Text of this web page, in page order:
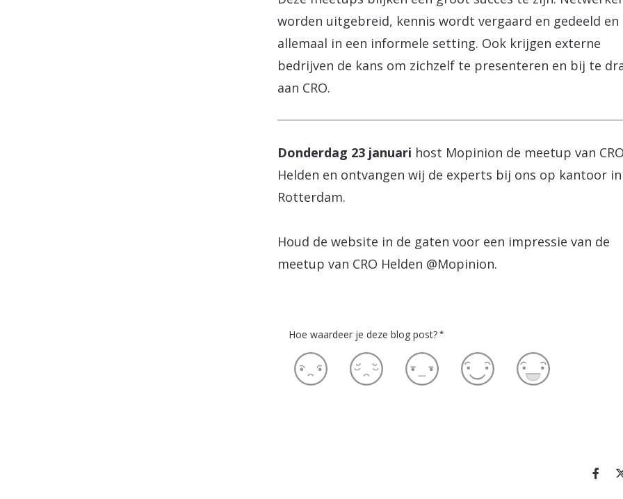
worden uitgebreid, kennis wordt vergaard en gedeeld en
allemaal in een informele setting. Ook krijgen externe
bedrijven de kans om zichzelf te presenteren en bij te
aan CRO.
Donderdag 23 januari host Mopinion de meetup van CRO
Helden en ontvangen wij de experts bij ons op kantoor in
Rotterdam.
Houd de website in de gaten voor een impressie van de
meetup van CRO Helden @Mopinion.
Hoe waardeer je deze blog post? *